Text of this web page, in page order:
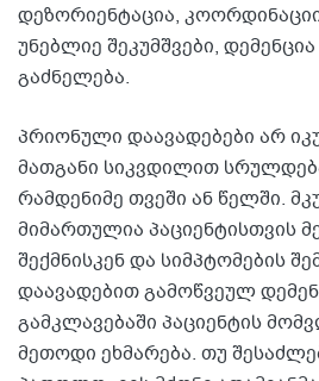
დეზორიენტაცია,
უნებლიე შეკუმშვები,
გაძნელება.
პრიონული დაავადებები არ
მათგანი სიკვდილით
რამდენიმე თვეში ან წელში.
მიმართულია პაციენტისთვის
შექმნისკენ და სიმპტომების
დაავადებით გამოწვეულ
გამკლავებაში პაციენტის
მეთოდი ეხმარება. თუ